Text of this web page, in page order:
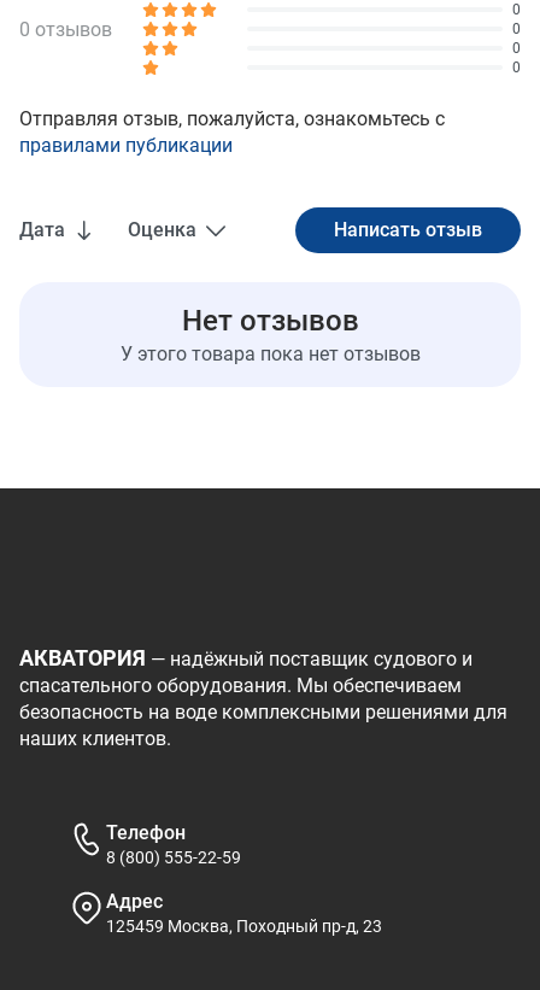
Дата Оценка
Нет отзывов
У этого товара пока нет отзывов
0 отзывов
0
0
0
0
Отправляя отзыв, пожалуйста, ознакомьтесь с
правилами публикации
АКВАТОРИЯ — надёжный поставщик судового и
спасательного оборудования. Мы обеспечиваем
безопасность на воде комплексными решениями для
наших клиентов.
Телефон
8 (800) 555-22-59
Адрес
125459 Москва, Походный пр-д, 23